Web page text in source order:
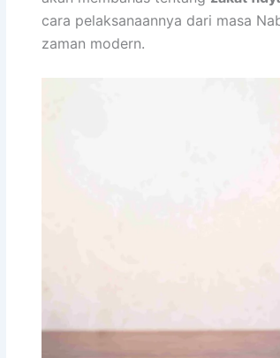
cara pelaksanaannya dari masa
zaman modern.